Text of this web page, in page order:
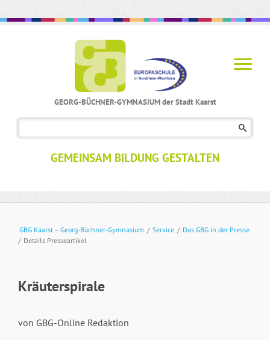
GEORG-BÜCHNER-GYMNASIUM der Stadt Kaarst
GEMEINSAM BILDUNG GESTALTEN
GBG Kaarst – Georg-Büchner-Gymnasium / Service / Das GBG in der Presse
/ Details Presseartikel
Kräuterspirale
von GBG-Online Redaktion